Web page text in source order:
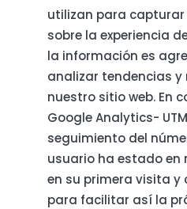
utilizan para
sobre la experiencia
la información es
analizar tendencias y
nuestro sitio web. En
Google Analytics-
seguimiento del
usuario ha estado en
en su primera visita
para facilitar así la